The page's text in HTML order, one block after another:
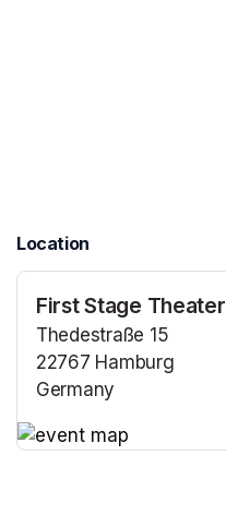
Location
First Stage Theater
Thedestraße 15
22767 Hamburg
Germany